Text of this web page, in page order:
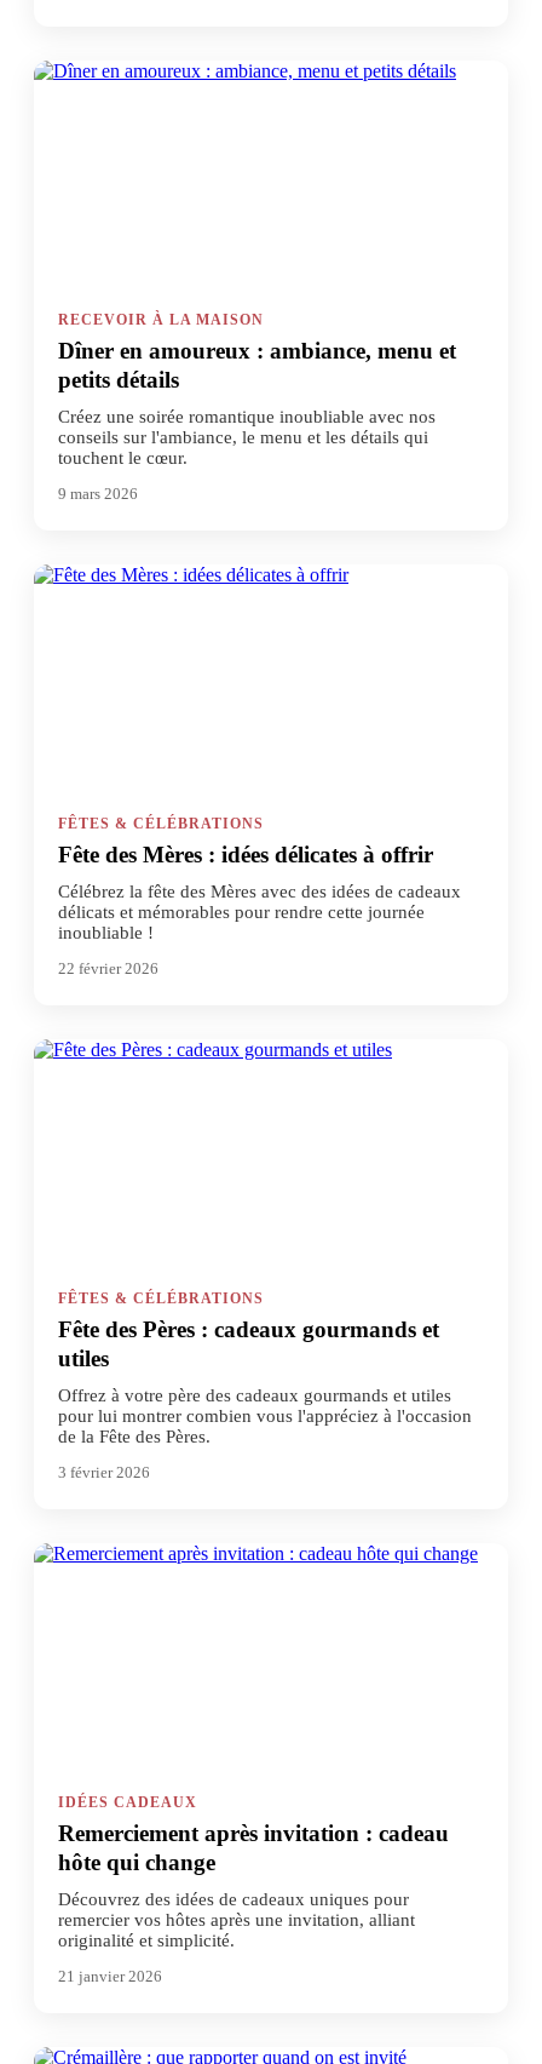
RECEVOIR À LA MAISON
Dîner en amoureux : ambiance, menu et
petits détails
Créez une soirée romantique inoubliable avec nos
conseils sur l'ambiance, le menu et les détails qui
touchent le cœur.
9 mars 2026
FÊTES & CÉLÉBRATIONS
Fête des Mères : idées délicates à offrir
Célébrez la fête des Mères avec des idées de cadeaux
délicats et mémorables pour rendre cette journée
inoubliable !
22 février 2026
FÊTES & CÉLÉBRATIONS
Fête des Pères : cadeaux gourmands et
utiles
Offrez à votre père des cadeaux gourmands et utiles
pour lui montrer combien vous l'appréciez à l'occasion
de la Fête des Pères.
3 février 2026
IDÉES CADEAUX
Remerciement après invitation : cadeau
hôte qui change
Découvrez des idées de cadeaux uniques pour
remercier vos hôtes après une invitation, alliant
originalité et simplicité.
21 janvier 2026